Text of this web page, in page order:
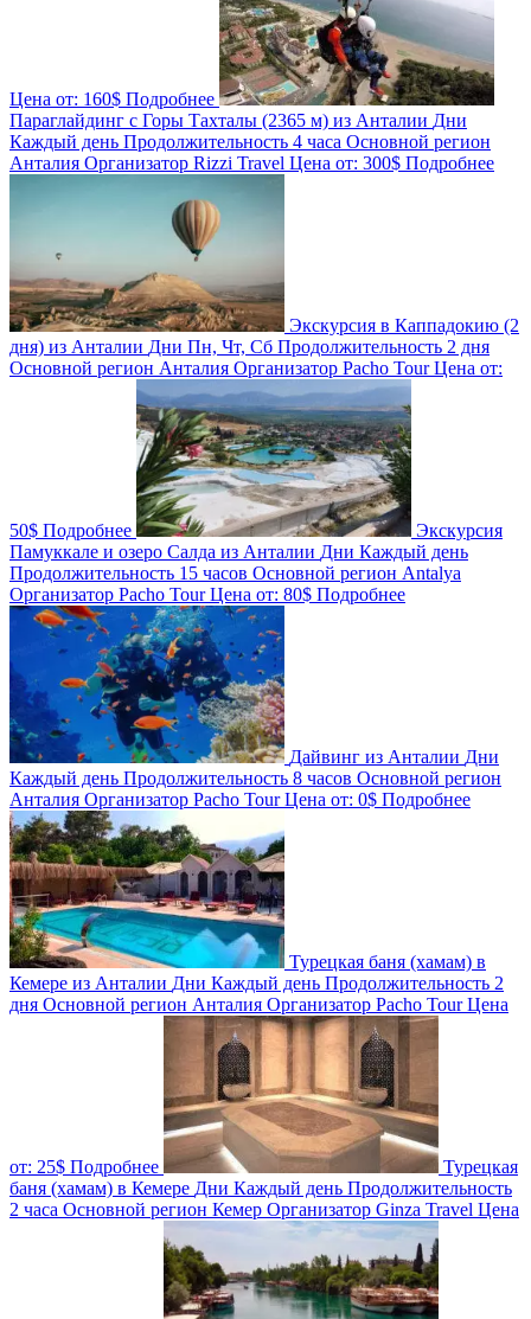
Цена от: 160$ Подробнее
Параглайдинг с Горы Тахталы (2365 м) из Анталии Дни
Каждый день Продолжительность 4 часа Основной регион
Анталия Организатор Rizzi Travel Цена от: 300$ Подробнее
Экскурсия в Каппадокию (2
дня) из Анталии Дни Пн, Чт, Сб Продолжительность 2 дня
Основной регион Анталия Организатор Pacho TourЦена от:
50$ Подробнее
Экскурсия
Памуккале и озеро Салда из Анталии Дни Каждый день
Продолжительность 15 часов Основной регион Antalya
Организатор Pacho TourЦена от: 80$ Подробнее
Дайвинг из Анталии Дни
Каждый день Продолжительность 8 часов Основной регион
Анталия Организатор Pacho TourЦена от: 0$ Подробнее
Турецкая баня (хамам) в
Кемере из Анталии Дни Каждый день Продолжительность 2
дня Основной регион Анталия Организатор Pacho TourЦена
от: 25$ Подробнее
Турецкая
баня (хамам) в Кемере Дни Каждый день Продолжительность
2 часа Основной регион Кемер Организатор Ginza Travel Цена